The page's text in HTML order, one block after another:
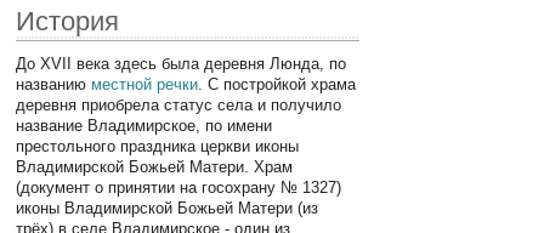
История
До XVII века здесь была деревня Люнда, по
названию местной речки. С постройкой храма
деревня приобрела статус села и получило
название Владимирское, по имени
престольного праздника церкви иконы
Владимирской Божьей Матери. Храм
(документ о принятии на госохрану № 1327)
иконы Владимирской Божьей Матери (из
трёх) в селе Владимирское - один из